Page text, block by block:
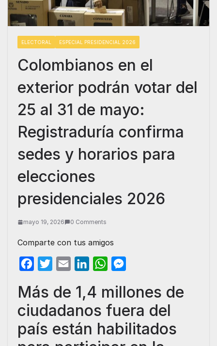
ELECTORAL ESPECIAL PRESIDENCIAL 2026
Colombianos en el
exterior podrán votar del
25 al 31 de mayo:
Registraduría confirma
sedes y horarios para
elecciones
presidenciales 2026
mayo 19, 2026 0 Comments
Comparte con tus amigos
c
e
b
o
t
e
i
l
n
k
d
W
a
t
A
s
s
e
n
Más de 1,4 millones de
ciudadanos fuera del
país están habilitados